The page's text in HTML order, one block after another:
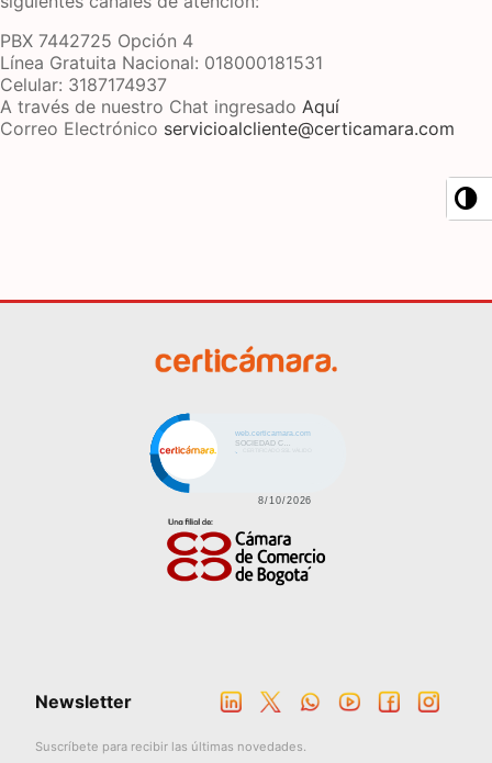
PBX 7442725 Opción 4
Línea Gratuita Nacional: 018000181531
Celular: 3187174937
A través de nuestro Chat ingresado Aquí
Correo Electrónico servicioalcliente@certicamara.com
Imagen
Newsletter
Suscríbete para recibir las últimas novedades.